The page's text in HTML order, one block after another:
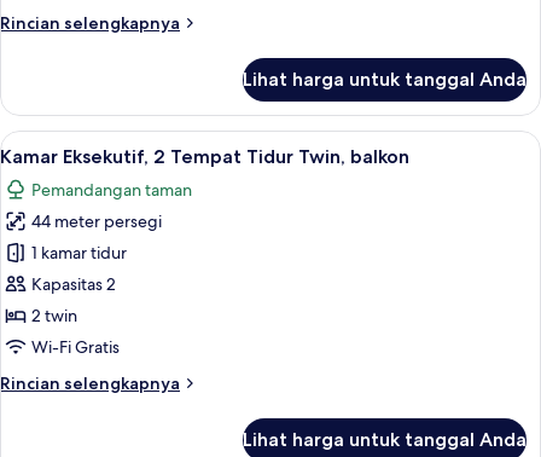
Twin,
Rincian selengkapnya
Rincian
Kamar
Deluks,
2
Tempat
Tidur
Twin,
teras
Lihat harga untuk tanggal Anda
Lihat
semua
foto
untuk
Kamar
Eksekutif,
2
Tempat
Twin,
Kamar Eksekutif, 2 Tempat Tidur
10
Kamar Eksekutif, 2 Tempat Tidur Twin, balkon
Pemandangan taman
44 meter persegi
1 kamar tidur
Kapasitas 2
2 twin
Wi-Fi Gratis
Rincian selengkapnya
Rincian
Lihat harga untuk tanggal Anda